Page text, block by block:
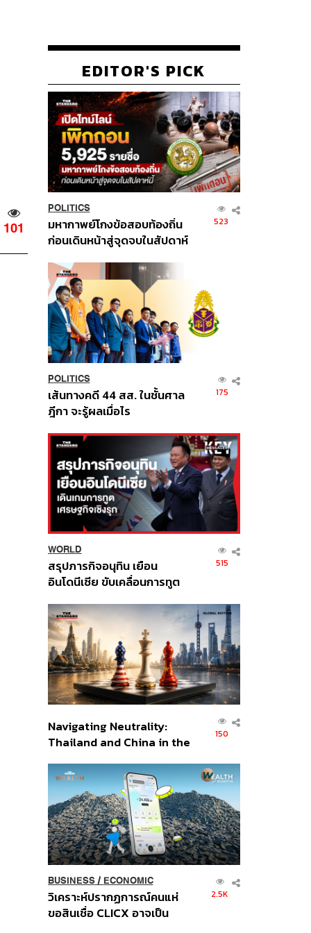
101
EDITOR'S PICK
POLITICS
มหากาพย์โกงข้อสอบท้องถิ่น
ก่อนเดินหน้าสู่จุดจบในสัปดาห์
523
POLITICS
เส้นทางคดี 44 สส. ในชั้นศาล
ฎีกา จะรู้ผลเมื่อไร
175
WORLD
สรุปภารกิจอนุทิน เยือน
อินโดนีเซีย ขับเคลื่อนการทูต
ส่วนยุทธศาสตร์ไทย –
อินโดนีเซีย
515
Navigating Neutrality:
Thailand and China in the
Order
150
BUSINESS/ ECONOMIC
วิเคราะห์ปรากฏการณ์คนแห่
ขอสินเชื่อ CLICX อาจเป็น
2.5K